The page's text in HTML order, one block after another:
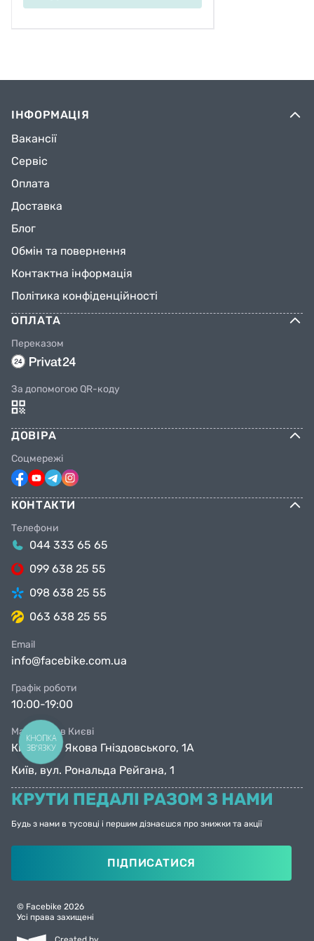
ІНФОРМАЦІЯ
Вакансії
Сервіс
Оплата
Доставка
Блог
Обмін та повернення
Контактна інформація
Політика конфіденційності
ОПЛАТА
Переказом
За допомогою QR-коду
ДОВІРА
Соцмережі
КОНТАКТИ
Телефони
044 333 65 65
099 638 25 55
098 638 25 55
063 638 25 55
Email
info@facebike.com.ua
Графік роботи
10:00-19:00
Магазини в Києві
Київ, вул. Якова Гніздовського, 1А
Київ, вул. Рональда Рейгана, 1
КРУТИ ПЕДАЛІ РАЗОМ З НАМИ
Будь з нами в тусовці і першим дізнаєшся про знижки та акції
ПІДПИСАТИСЯ
© Facebike 2026
Усі права захищені
КНОПКА
ЗВ'ЯЗКУ